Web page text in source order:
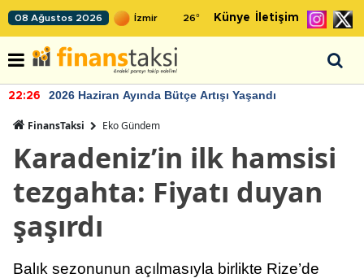
08 Ağustos 2026 26° Künye İletişim
22:26 2026 Haziran Ayında Bütçe Artışı Yaşandı
FinansTaksi Eko Gündem
Karadeniz’in ilk hamsisi
tezgahta: Fiyatı duyan
şaşırdı
Balık sezonunun açılmasıyla birlikte Rize’de